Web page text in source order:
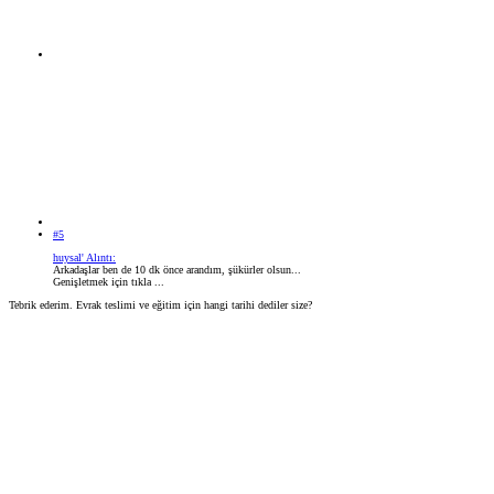
#5
huysal' Alıntı:
Arkadaşlar ben de 10 dk önce arandım, şükürler olsun...
Genişletmek için tıkla ...
Tebrik ederim. Evrak teslimi ve eğitim için hangi tarihi dediler size?